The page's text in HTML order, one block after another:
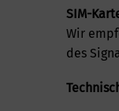
SIM-
Wir
des